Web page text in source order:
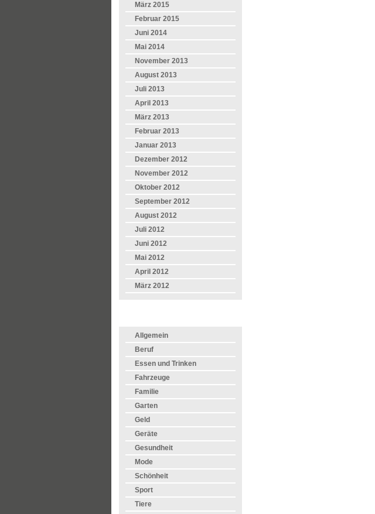
März 2015
Februar 2015
Juni 2014
Mai 2014
November 2013
August 2013
Juli 2013
April 2013
März 2013
Februar 2013
Januar 2013
Dezember 2012
November 2012
Oktober 2012
September 2012
August 2012
Juli 2012
Juni 2012
Mai 2012
April 2012
März 2012
Allgemein
Beruf
Essen und Trinken
Fahrzeuge
Familie
Garten
Geld
Geräte
Gesundheit
Mode
Schönheit
Sport
Tiere